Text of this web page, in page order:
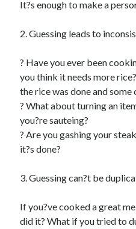
It?s enough to make a
2. Guessing leads to
? Have you ever been
you think it needs more
the rice was done and
? What about turning an
you?re sauteing?
? Are you gashing your
it?s done?
3. Guessing can?t be
If you?ve cooked a great
did it? What if you tried to